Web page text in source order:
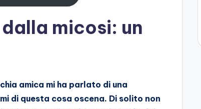
micosi: un
amica mi ha parlato di una
di questa cosa oscena. Di solito non